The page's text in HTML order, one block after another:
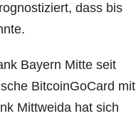
dass bis
Bay­ern Mit­te seit
Bit­co­in­Go­Card mit
Mitt­wei­da hat sich